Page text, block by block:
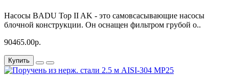
Насосы BADU Top II AK - это самовсасывающие насосы
блочной конструкции. Он оснащен фильтром грубой о..
90465.00р.
Купить